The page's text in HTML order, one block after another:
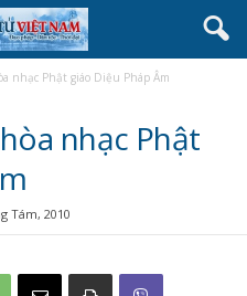
nhạc Phật giáo Diệu Pháp Âm
nhạc Phật
Tám, 2010